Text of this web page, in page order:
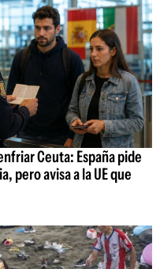
Ceuta: España pide
pero avisa a la UE que